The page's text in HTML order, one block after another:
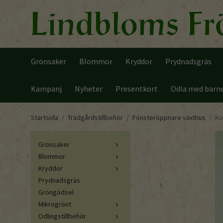
Grönsaker Blommor Kryddor Prydnadsgräs
Kampanj Nyheter Presentkort Odla med
Startsida / Trädgårdstillbehör / Fönsteröppnare växthus /
Grönsaker
Blommor
Kryddor
Prydnadsgräs
Gröngödsel
Mikrogrönt
Odlingstillbehör